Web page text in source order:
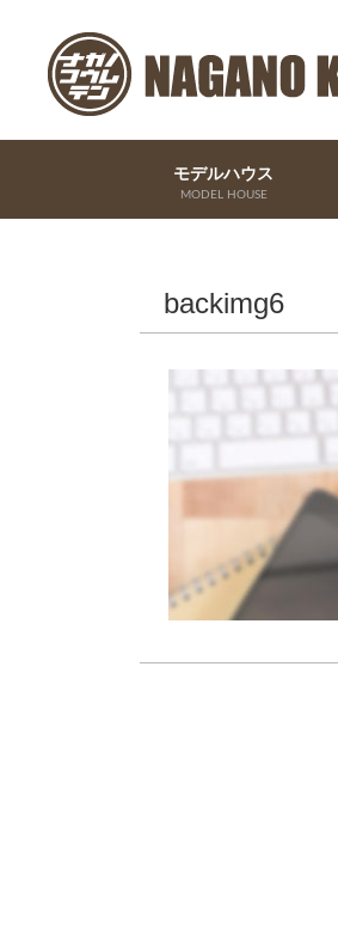
モデルハウス
MODEL HOUSE
backimg6